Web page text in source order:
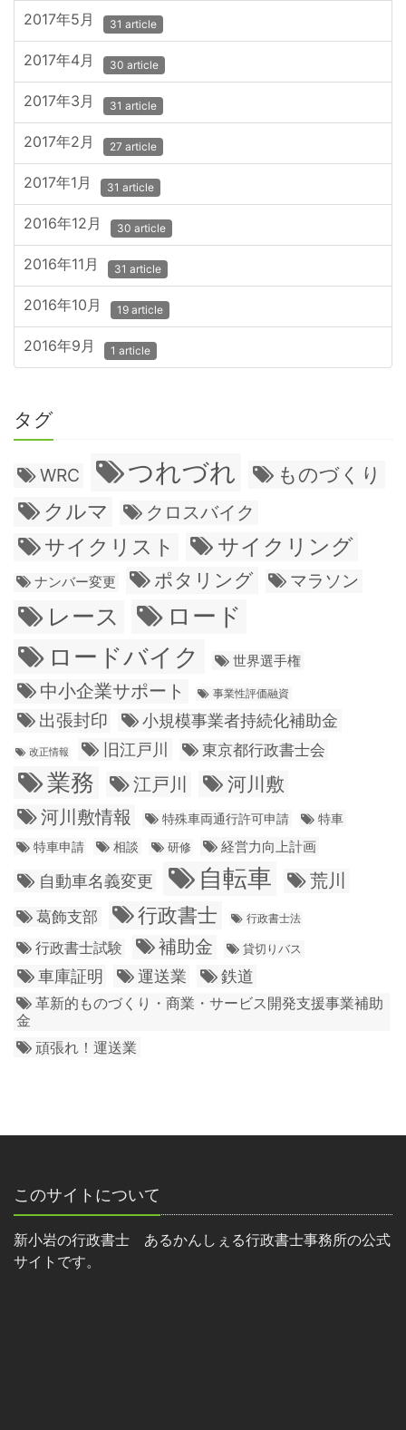
2017年5月 31 article
2017年4月 30 article
2017年3月 31 article
2017年2月 27 article
2017年1月 31 article
2016年12月 30 article
2016年11月 31 article
2016年10月 19 article
2016年9月 1 article
タグ
WRC つれづれ ものづくり
クルマ クロスバイク
サイクリスト サイクリング
ナンバー変更 ポタリング マラソン
レース
ロード
ロードバイク
世界選手権
中小企業サポート 事業性評価融資
出張封印 小規模事業者持続化補助金
改正情報 旧江戸川 東京都行政書士会
業務 江戸川
河川敷
河川敷情報
特殊車両通行許可申請
特車
特車申請
相談 研修 経営力向上計画
自動車名義変更 自転車 荒川
葛飾支部 行政書士 行政書士法
行政書士試験 補助金 貸切りバス
車庫証明 運送業 鉄道
革新的ものづくり・商業・サービス開発支援事業補助
金
頑張れ！運送業
このサイトについて
新小岩の行政書士 あるかんしぇる行政書士事務所の公式
サイトです。